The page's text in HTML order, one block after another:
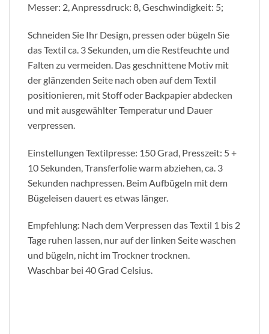
Messer: 2, Anpressdruck: 8, Geschwindigkeit: 5;
Schneiden Sie Ihr Design, pressen oder bügeln Sie
das Textil ca. 3 Sekunden, um die Restfeuchte und
Falten zu vermeiden. Das geschnittene Motiv mit
der glänzenden Seite nach oben auf dem Textil
positionieren, mit Stoff oder Backpapier abdecken
und mit ausgewählter Temperatur und Dauer
verpressen.
Einstellungen Textilpresse: 150 Grad, Presszeit: 5 +
10 Sekunden, Transferfolie warm abziehen, ca. 3
Sekunden nachpressen. Beim Aufbügeln mit dem
Bügeleisen dauert es etwas länger.
Empfehlung: Nach dem Verpressen das Textil 1 bis 2
Tage ruhen lassen, nur auf der linken Seite waschen
und bügeln, nicht im Trockner trocknen.
Waschbar bei 40 Grad Celsius.